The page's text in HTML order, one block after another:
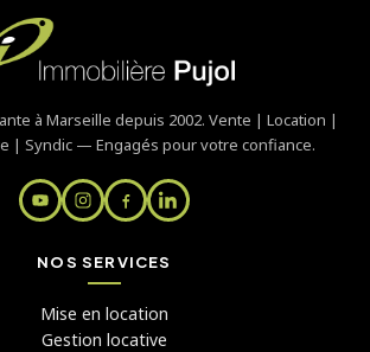
à Marseille depuis 2002. Vente | Location |
| Syndic — Engagés pour votre confiance.
NOS SERVICES
Mise en location
Gestion locative